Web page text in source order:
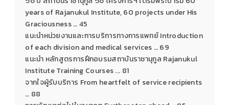
years of Rajanukul Institute, 60 projects under His
Graciousness … 45
แนะนำหน่วยงานและการบริการทางการแพทย์ Introduction
of each division and medical services … 69
แนะนำ หลักสูตรการฝึกอบรมสถาบันราชานุกูล Rajanukul
Institute Training Courses ... 81
จากใจผู้รับบริการ From heartfelt of service recipients
… 88